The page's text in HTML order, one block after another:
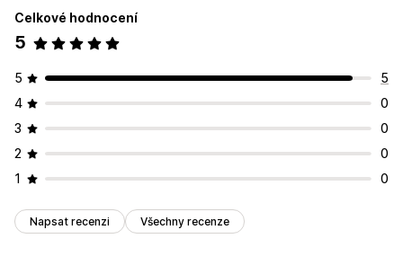
Správa skladových zásob
Synchronizace v reálném čase
Sledování dávek
Účetnictví a finance
Řízení nákladů Sledování zisku Nákupní objednávky
V reálném čase
Vlastní
Oznámení a výkazy
Upozornění na skladové zásoby
Upozornění na nízké zásoby
Metriky výkonnosti Stav v reálném čase
Podrobné protokoly
Celkové hodnocení
5
5
5
4
0
3
0
2
0
1
0
Napsat recenzi Všechny recenze